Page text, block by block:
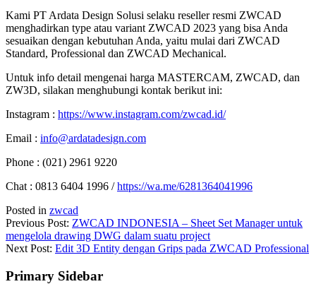
Kami PT Ardata Design Solusi selaku reseller resmi ZWCAD
menghadirkan type atau variant ZWCAD 2023 yang bisa Anda
sesuaikan dengan kebutuhan Anda, yaitu mulai dari ZWCAD
Standard, Professional dan ZWCAD Mechanical.
Untuk info detail mengenai harga MASTERCAM, ZWCAD, dan
ZW3D, silakan menghubungi kontak berikut ini:
Instagram : https://www.instagram.com/zwcad.id/
Email : info@ardatadesign.com
Phone : (021) 2961 9220
Chat : 0813 6404 1996 /https://wa.me/6281364041996
Posted in zwcad
Previous Post: ZWCAD INDONESIA – Sheet Set Manager untuk
mengelola drawing DWG dalam suatu project
Next Post: Edit 3D Entity dengan Grips pada ZWCAD Professional
Primary Sidebar